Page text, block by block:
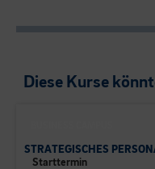
Diese Kurse
STRATEGISCHES
Starttermin